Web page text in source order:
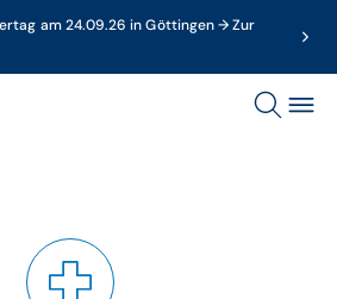
am 24.09.26 in Göttingen → Zur